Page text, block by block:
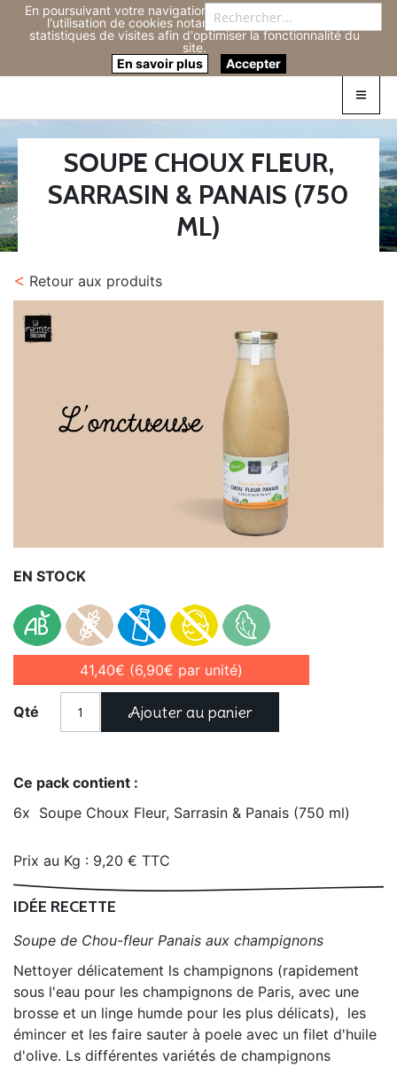
En poursuivant votre navigation sur ce site, vous acceptez
l'utilisation de cookies notamment pour réaliser des
statistiques de visites afin d'optimiser la fonctionnalité du
site.
En savoir plus
Accepter
Connexion
SOUPE CHOUX FLEUR,
SARRASIN & PANAIS (750
ML)
< Retour aux produits
EN STOCK
41,40€ (6,90€ par unité)
Qté Ajouter au panier
Ce pack contient :
6x Soupe Choux Fleur, Sarrasin & Panais (750 ml)
Prix au Kg : 9,20 € TTC
IDÉE RECETTE
Soupe de Chou-fleur Panais aux champignons
Nettoyer délicatement ls champignons (rapidement
sous l'eau pour les champignons de Paris, avec une
brosse et un linge humde pour les plus délicats), les
émincer et les faire sauter à poele avec un filet d'huile
d'olive. Ls différentes variétés de champignons